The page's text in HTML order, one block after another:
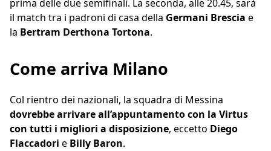
prima delle due semifinali. La seconda, alle 20.45, sarà
il match tra i padroni di casa della Germani Brescia e
la Bertram Derthona Tortona.
Come arriva Milano
Col rientro dei nazionali, la squadra di Messina
dovrebbe arrivare all’appuntamento con la Virtus
con tutti i migliori a disposizione, eccetto Diego
Flaccadori e Billy Baron.